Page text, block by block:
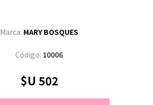
Marca: MARY BOSQUES
Código: 10006
$U 502